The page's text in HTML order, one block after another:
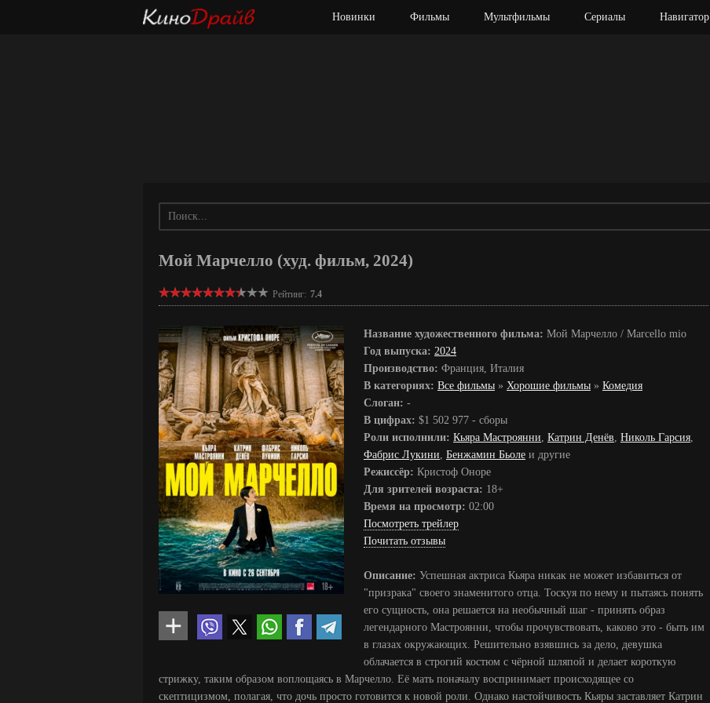
Новинки Фильмы Мультфильмы Сериалы Навигатор
Мой Марчелло (худ. фильм, 2024)
Рейтинг: 7.4
Название художественного фильма: Мой Марчелло / Marcello mio
Год выпуска: 2024
Производство: Франция, Италия
В категориях: Все фильмы » Хорошие фильмы » Комедия
Слоган: -
В цифрах: $1 502 977 - сборы
Роли исполнили: Кьяра Мастроянни, Катрин Денёв, Николь Гарсия,
Фабрис Лукини, Бенжамин Бьоле и другие
Режиссёр: Кристоф Оноре
Для зрителей возраста: 18+
Время на просмотр: 02:00
Посмотреть трейлер
Почитать отзывы
Описание: Успешная актриса Кьяра никак не может избавиться от
"призрака" своего знаменитого отца. Тоскуя по нему и пытаясь понять
его сущность, она решается на необычный шаг - принять образ
легендарного Мастроянни, чтобы прочувствовать, каково это - быть им
в глазах окружающих. Решительно взявшись за дело, девушка
облачается в строгий костюм с чёрной шляпой и делает короткую
стрижку, таким образом воплощаясь в Марчелло. Её мать поначалу воспринимает происходящее со
скептицизмом, полагая, что дочь просто готовится к новой роли. Однако настойчивость Кьяры заставляет Катрин